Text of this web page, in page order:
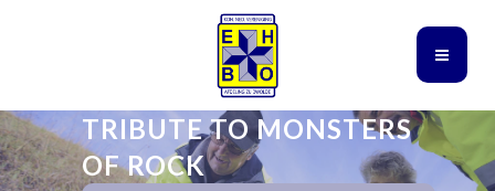
TRIBUTE TO MONSTERS
OF ROCK